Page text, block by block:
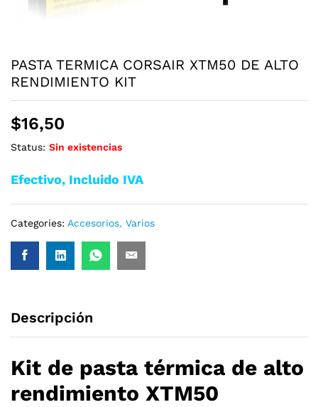
PASTA TERMICA CORSAIR XTM50 DE ALTO
RENDIMIENTO KIT
$16,50
Status: Sin existencias
Efectivo, Incluido IVA
Categories: Accesorios, Varios
Descripción
Kit de pasta térmica de alto
rendimiento XTM50